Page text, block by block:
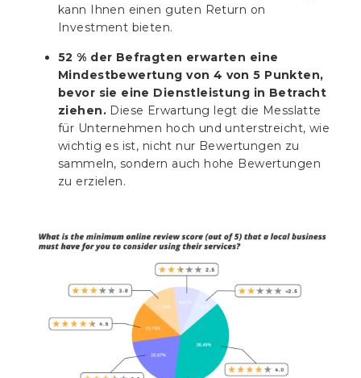
kann Ihnen einen guten Return on
Investment bieten.
52 % der Befragten erwarten eine
Mindestbewertung von 4 von 5 Punkten,
bevor sie eine Dienstleistung in Betracht
ziehen.Diese Erwartung legt die Messlatte
für Unternehmen hoch und unterstreicht, wie
wichtig es ist, nicht nur Bewertungen zu
sammeln, sondern auch hohe Bewertungen
zu erzielen.